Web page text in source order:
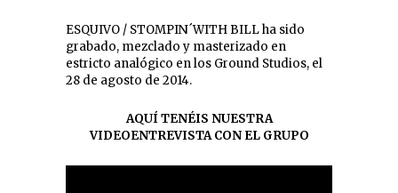
ESQUIVO / STOMPIN´WITH BILL ha sido
grabado, mezclado y masterizado en
estricto analógico en los Ground Studios, el
28 de agosto de 2014.
AQUÍ TENÉIS NUESTRA
VIDEOENTREVISTA CON EL GRUPO